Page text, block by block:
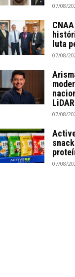
07/08/
luta
07/08/
07/08/
07/08/